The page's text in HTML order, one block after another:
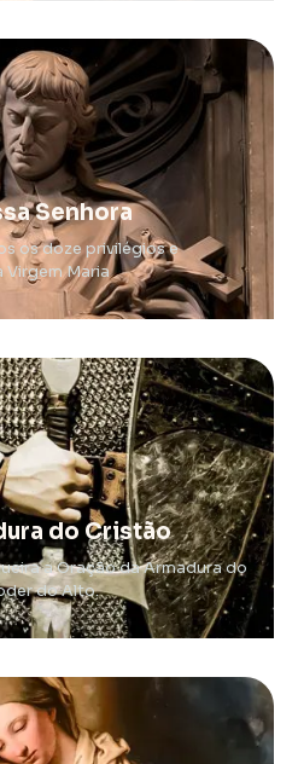
Senhora
os doze privilégios e
Virgem Maria
do Cristão
a Oração da Armadura do
do Alto.